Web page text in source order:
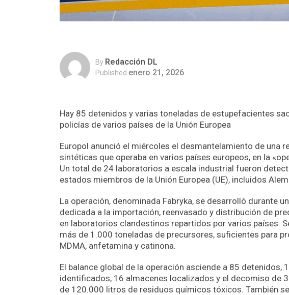
By Redacción DL
Published enero 21, 2026
Hay 85 detenidos y varias toneladas de estupefacientes
policías de varios países de la Unión Europea
Europol anunció el miércoles el desmantelamiento de una
sintéticas que operaba en varios países europeos, en la
Un total de 24 laboratorios a escala industrial fueron
estados miembros de la Unión Europea (UE), incluidos
La operación, denominada Fabryka, se desarrolló durante
dedicada a la importación, reenvasado y distribución de
en laboratorios clandestinos repartidos por varios países.
más de 1.000 toneladas de precursores, suficientes para
MDMA, anfetamina y catinona.
El balance global de la operación asciende a 85
identificados, 16 almacenes localizados y el decomiso de
de 120.000 litros de residuos químicos tóxicos. También